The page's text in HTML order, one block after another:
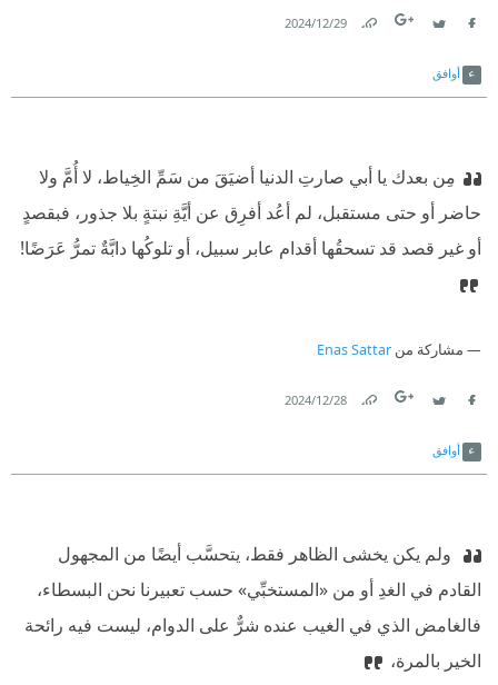
29‏/12‏/2024
أوافق
مِن بعدك يا أبي صارتِ الدنيا أضيَقَ من سَمِّ الخِياط، لا أُمَّ ولا
حاضر أو حتى مستقبل، لم أعُد أفرِق عن أيَّةِ نبتةٍ بلا جذور، فبقصدٍ
أو غير قصد قد تسحقُها أقدام عابر سبيل، أو تلوكُها دابَّةٌ تمرُّ عَرَضًا!
مشاركة من Enas Sattar
28‏/12‏/2024
أوافق
‫ ولم يكن يخشى الظاهر فقط، يتحسَّب أيضًا من المجهول
القادم في الغدِ أو من «المستخبِّي» حسب تعبيرنا نحن البسطاء،
فالغامض الذي في الغيب عنده شرٌّ على الدوام، ليست فيه رائحة
الخير بالمرة،